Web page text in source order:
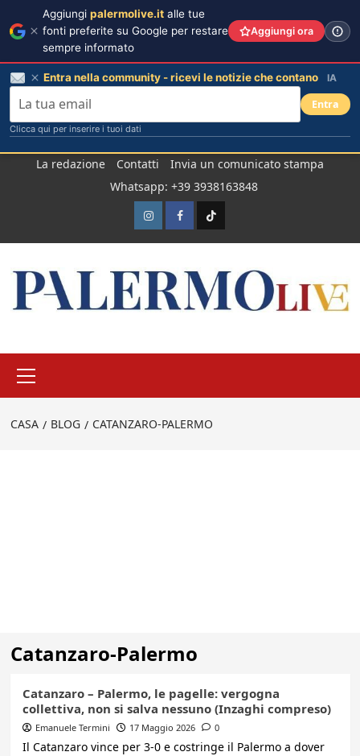
La redazione Contatti
Invia un comunicato stampa
Whatsapp: +39 3938163848
InstagramFacebook
TikTok
principale
CASA BLOG CATANZARO-PALERMO
Catanzaro-Palermo
Catanzaro – Palermo, le pagelle: vergogna
collettiva, non si salva nessuno (Inzaghi compreso)
Emanuele Termini 17 Maggio 2026 0
Il Catanzaro vince per 3-0 e costringe il Palermo a dover
Aggiungi palermolive.it alle tue
fonti preferite su Google per restare
sempre informato
Aggiungi ora
Entra nella community - ricevi le notizie che contano IA
Entra
Clicca qui per inserire i tuoi dati